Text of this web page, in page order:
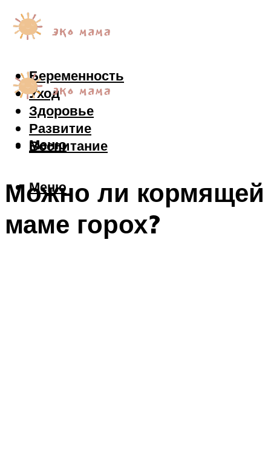
Беременность
Уход
Здоровье
Развитие
Воспитание
Меню
Меню
Можно ли кормящей
маме горох?